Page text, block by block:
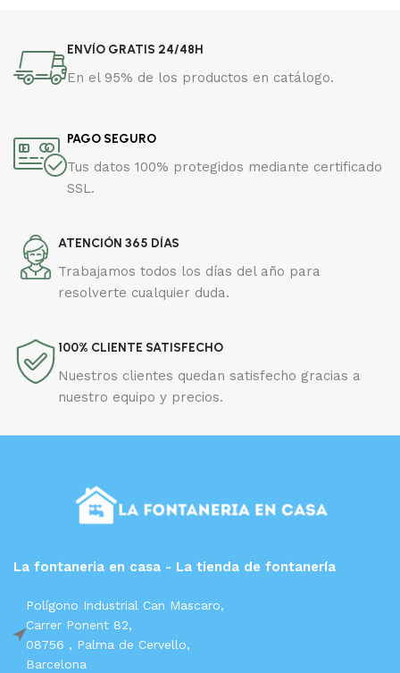
ENVÍO GRATIS 24/48H
En el 95% de los productos en catálogo.
PAGO SEGURO
Tus datos 100% protegidos mediante certificado
SSL.
ATENCIÓN 365 DÍAS
Trabajamos todos los días del año para
resolverte cualquier duda.
100% CLIENTE SATISFECHO
Nuestros clientes quedan satisfecho gracias a
nuestro equipo y precios.
La fontaneria en casa - La tienda de fontanería
Polígono Industrial Can Mascaro,
Carrer Ponent 82,
08756 , Palma de Cervello,
Barcelona